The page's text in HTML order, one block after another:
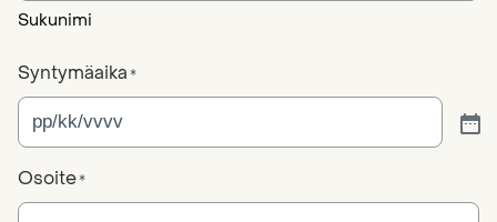
Sukunimi
Syntymäaika*
Osoite*